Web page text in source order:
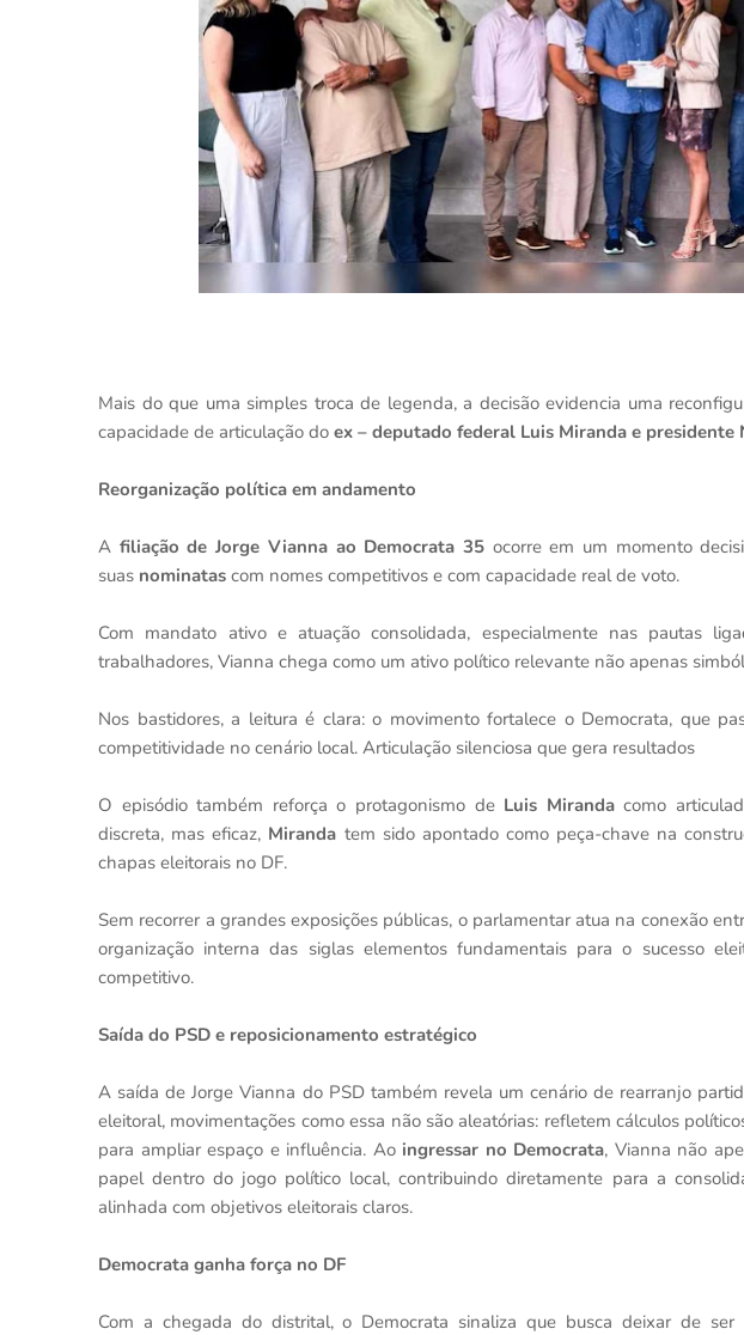
Mais do que uma simples troca de legenda, a decisão evidencia uma
capacidade de articulação do ex – deputado federal Luis Miranda e
Reorganização política em andamento
A filiação de Jorge Vianna ao Democrata 35ocorre em um momento
suas nominatas com nomes competitivos e com capacidade real de voto.
Com mandato ativo e atuação consolidada, especialmente nas pautas
trabalhadores, Vianna chega como um ativo político relevante não apenas
Nos bastidores, a leitura é clara: o movimento fortalece o Democrata, que
competitividade no cenário local. Articulação silenciosa que gera resultados
O episódio também reforça o protagonismo de Luis Mirandacomo
discreta, mas eficaz, Miranda tem sido apontado como peça-chave na
chapas eleitorais no DF.
Sem recorrer a grandes exposições públicas, o parlamentar atua na conexão
organização interna das siglas elementos fundamentais para o sucesso
competitivo.
Saída do PSD e reposicionamento estratégico
A saída de Jorge Vianna do PSD também revela um cenário de rearranjo
eleitoral, movimentações como essa não são aleatórias: refletem cálculos
para ampliar espaço e influência. Ao ingressar no Democrata, Vianna não
papel dentro do jogo político local, contribuindo diretamente para a
alinhada com objetivos eleitorais claros.
Democrata ganha força no DF
Com a chegada do distrital, o Democrata sinaliza que busca deixar de ser